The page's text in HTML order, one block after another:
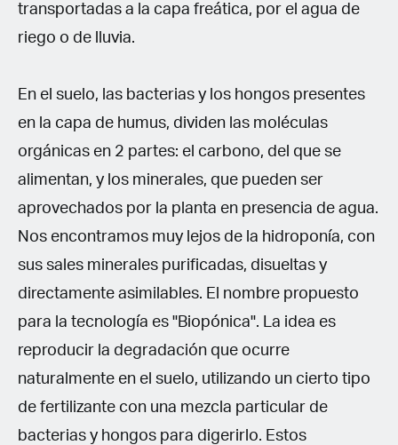
transportadas a la capa freática, por el agua de
riego o de lluvia.
En el suelo, las bacterias y los hongos presentes
en la capa de humus, dividen las moléculas
orgánicas en 2 partes: el carbono, del que se
alimentan, y los minerales, que pueden ser
aprovechados por la planta en presencia de agua.
Nos encontramos muy lejos de la hidroponía, con
sus sales minerales purificadas, disueltas y
directamente asimilables. El nombre propuesto
para la tecnología es "Biopónica". La idea es
reproducir la degradación que ocurre
naturalmente en el suelo, utilizando un cierto tipo
de fertilizante con una mezcla particular de
bacterias y hongos para digerirlo. Estos